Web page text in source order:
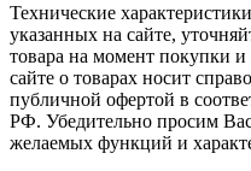
Технические
указанных на сайте,
товара на момент покупки
сайте о товарах носит
публичной офертой в
РФ. Убедительно просим
желаемых функций и